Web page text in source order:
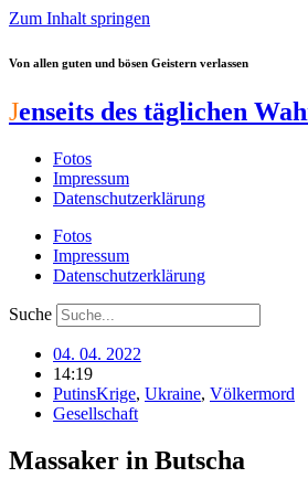
Zum Inhalt springen
Von allen guten und bösen Geistern verlassen
Jenseits des täglichen
Fotos
Impressum
Datenschutzerklärung
Fotos
Impressum
Datenschutzerklärung
Suche
04. 04. 2022
14:19
PutinsKrige, Ukraine, Völkermord
Gesellschaft
Massaker in Butscha